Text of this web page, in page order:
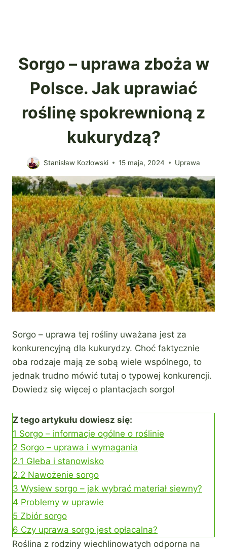
Sorgo – uprawa zboża w
Polsce. Jak uprawiać
roślinę spokrewnioną z
kukurydzą?
Stanisław Kozłowski 15 maja, 2024 Uprawa
Sorgo – uprawa tej rośliny uważana jest za
konkurencyjną dla kukurydzy. Choć faktycznie
oba rodzaje mają ze sobą wiele wspólnego, to
jednak trudno mówić tutaj o typowej konkurencji.
Dowiedz się więcej o plantacjach sorgo!
Z tego artykułu dowiesz się:
1 Sorgo – informacje ogólne o roślinie
2 Sorgo – uprawa i wymagania
2.1 Gleba i stanowisko
2.2 Nawożenie sorgo
3 Wysiew sorgo – jak wybrać materiał siewny?
4 Problemy w uprawie
5 Zbiór sorgo
6 Czy uprawa sorgo jest opłacalna?
Roślina z rodziny wiechlinowatych odporna na